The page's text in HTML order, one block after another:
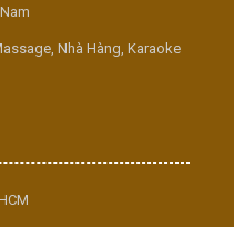
Nhà Hàng, Karaoke